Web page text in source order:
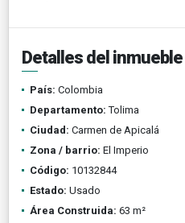
Detalles del inmueble
País: Colombia
Departamento: Tolima
Ciudad: Carmen de Apicalá
Zona / barrio: El Imperio
Código: 10132844
Estado: Usado
Área Construida: 63 m²